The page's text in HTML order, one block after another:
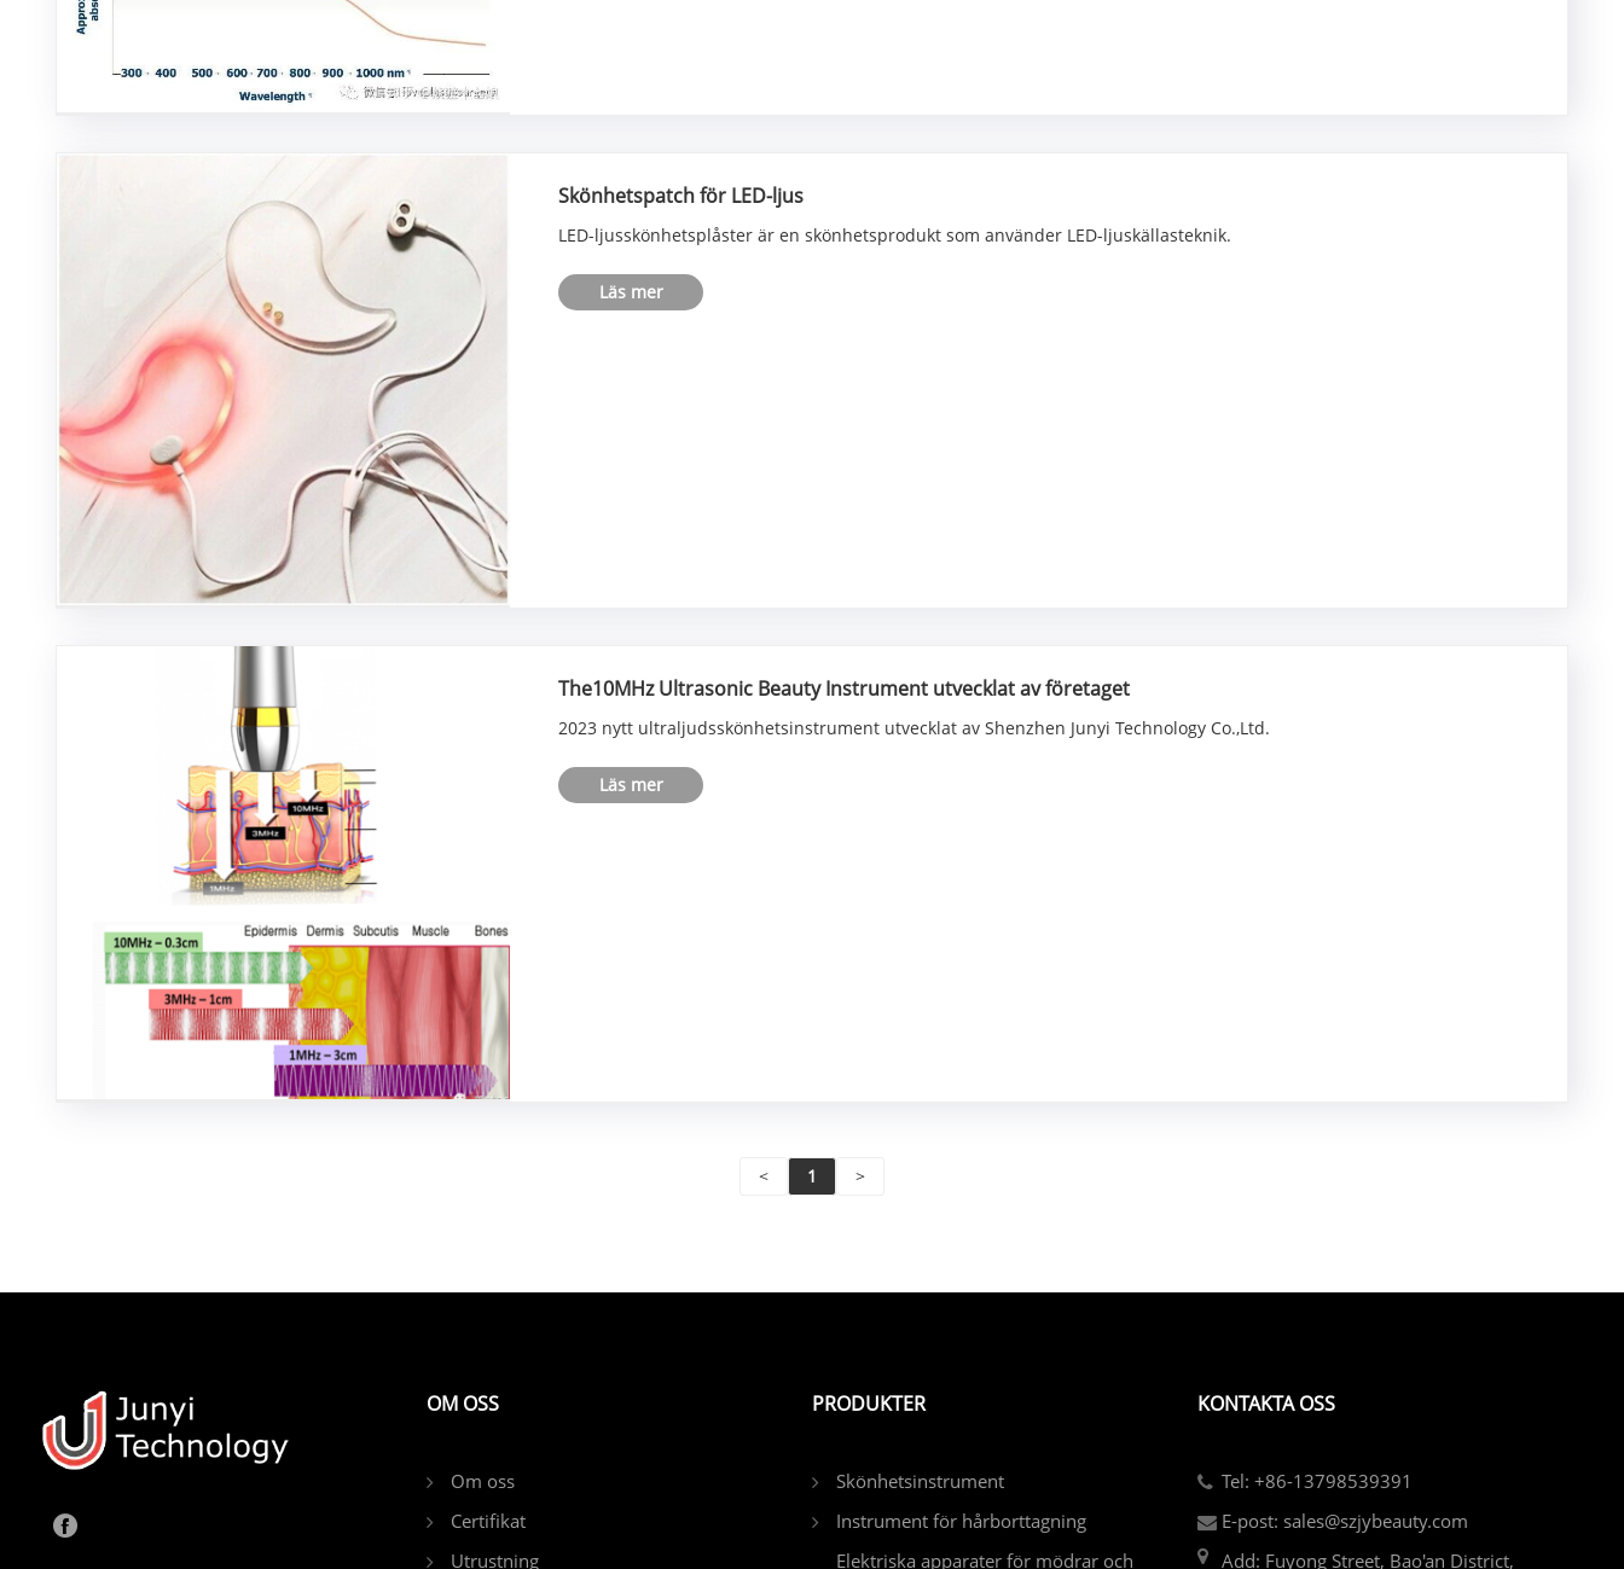
Skönhetspatch för LED-ljus
LED-ljusskönhetsplåster är en skönhetsprodukt som använder LED-ljuskällasteknik.
Läs mer
The10MHz Ultrasonic Beauty Instrument utvecklat av företaget
2023 nytt ultraljudsskönhetsinstrument utvecklat av Shenzhen Junyi Technology Co.,Ltd.
Läs mer
< 1 >
OM OSS
Om oss
Certifikat
Utrustning
PRODUKTER
Skönhetsinstrument
Instrument för hårborttagning
Elektriska apparater för mödrar och
KONTAKTA OSS
Tel: +86-13798539391
E-post: sales@szjybeauty.com
Add: Fuyong Street, Bao'an District,